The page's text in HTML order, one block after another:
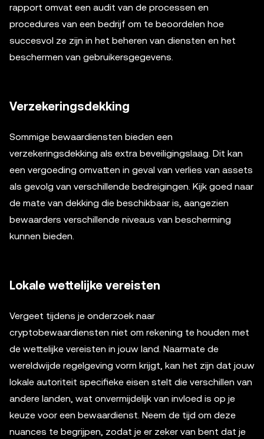
rapport omvat een audit van de processen en
procedures van een bedrijf om te beoordelen hoe
succesvol ze zijn in het beheren van diensten en het
beschermen van gebruikersgegevens.
Verzekeringsdekking
Sommige bewaardiensten bieden een
verzekeringsdekking als extra beveiligingslaag. Dit kan
een vergoeding omvatten in geval van verlies van assets
als gevolg van verschillende bedreigingen. Kijk goed naar
de mate van dekking die beschikbaar is, aangezien
bewaarders verschillende niveaus van bescherming
kunnen bieden.
Lokale wettelijke vereisten
Vergeet tijdens je onderzoek naar
cryptobewaardiensten niet om rekening te houden met
de wettelijke vereisten in jouw land. Naarmate de
wereldwijde regelgeving vorm krijgt, kan het zijn dat jouw
lokale autoriteit specifieke eisen stelt die verschillen van
andere landen, wat onvermijdelijk van invloed is op je
keuze voor een bewaardienst. Neem de tijd om deze
nuances te begrijpen, zodat je er zeker van bent dat je